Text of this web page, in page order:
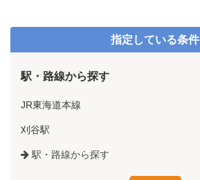
指定している条件
駅・路線から探す
JR東海道本線
刈谷駅
駅・路線から探す